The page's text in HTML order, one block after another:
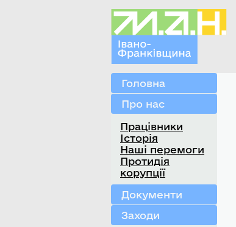
Головна
Про нас
Працівники
Історія
Наші перемоги
Протидія
корупції
Документи
Заходи